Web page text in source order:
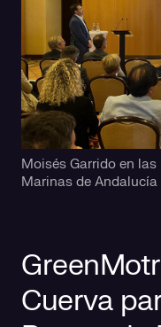
Moisés Garrido en
Marinas de
Cuerva